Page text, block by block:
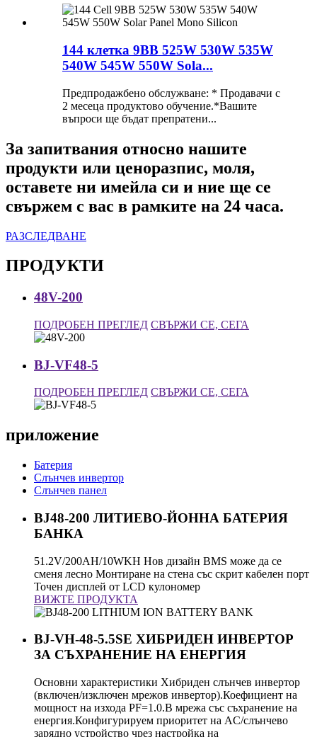
144 клетка 9BB 525W 530W 535W
540W 545W 550W Sola...
Предпродажбено обслужване: * Продавачи с
2 месеца продуктово обучение.*Вашите
въпроси ще бъдат препратени...
За запитвания относно нашите
продукти или ценоразпис, моля,
оставете ни имейла си и ние ще се
свържем с вас в рамките на 24 часа.
РАЗСЛЕДВАНЕ
ПРОДУКТИ
48V-200
ПОДРОБЕН ПРЕГЛЕД СВЪРЖИ СЕ, СЕГА
BJ-VF48-5
ПОДРОБЕН ПРЕГЛЕД СВЪРЖИ СЕ, СЕГА
приложение
Батерия
Слънчев инвертор
Слънчев панел
BJ48-200 ЛИТИЕВО-ЙОННА БАТЕРИЯ
БАНКА
51.2V/200AH/10WKH Нов дизайн BMS може да се
сменя лесно Монтиране на стена със скрит кабелен порт
Точен дисплей от LCD кулономер
ВИЖТЕ ПРОДУКТА
BJ-VH-48-5.5SE ХИБРИДЕН ИНВЕРТОР
ЗА СЪХРАНЕНИЕ НА ЕНЕРГИЯ
Основни характеристики Хибриден слънчев инвертор
(включен/изключен мрежов инвертор).Коефициент на
мощност на изхода PF=1.0.В мрежа със съхранение на
енергия.Конфигурируем приоритет на AC/слънчево
зарядно устройство чрез настройка на